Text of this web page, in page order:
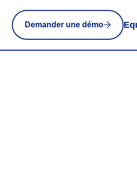
Demander une démo